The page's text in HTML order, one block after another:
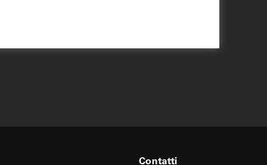
Contatti